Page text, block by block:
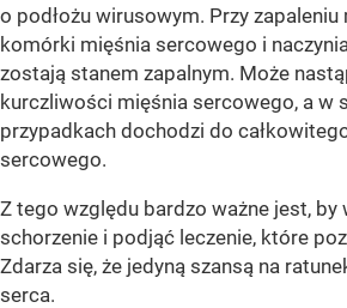
o podłożu wirusowym. Przy
komórki mięśnia sercowego i
zostają stanem zapalnym. Może
kurczliwości mięśnia sercowego, a w
przypadkach dochodzi do
sercowego.
Z tego względu bardzo ważne jest, by
schorzenie i podjąć leczenie, które
Zdarza się, że jedyną szansą na
serca.